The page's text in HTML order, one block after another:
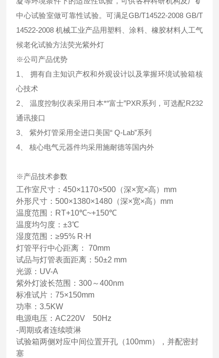
中心试验室做可靠性试验。可满足GB/T14522-2008 GB/T
14522-2008 机械工业产品用塑料、涂料、橡胶材料人工气
候老化试验方法荧光紫外灯
※公司产品优势
1、 拥有自主知识产权和外观设计以及掌握环境试验箱核
心技术
2、 温度控制仪表采用日本*“富士”PXR系列，可选配R232
通讯接口
3、 紫外灯管采用全进口美国“ Q-Lab”系列
4、 核心电气元器件均采用施耐德等国内外
※产品技术参数
工作室尺寸：450×1170×500（深×宽×高）mm
外形尺寸：500×1380×1480（深×宽×高）mm
温度范围：RT+10℃~+150℃
温度均匀度：±3℃
湿度范围：≥95% R·H
灯管平行中心距离： 70mm
试品与灯管表面距离：50±2 mm
光源：UV-A
紫外灯波长范围：300～400nm
标准试片：75×150mm
功率：3.5KW
电源电压：AC220V 50Hz
-周期或者连续喷淋
试验箱两侧对应中间位置开孔（100mm），并配密封
塞